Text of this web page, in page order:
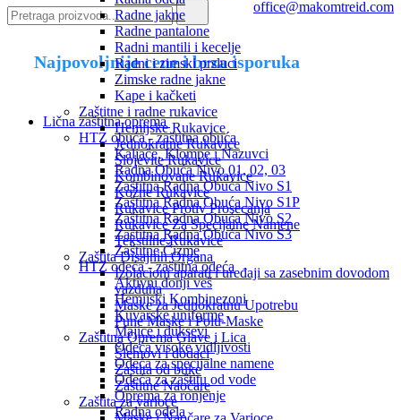
Radne jakne
Radne pantalone
Radni mantili i kecelje
Radni i zimski prsluci
Zimske radne jakne
Kape i kačketi
Zaštitne i radne rukavice
Hemijske Rukavice
Jednokratne Rukavice
Slojevite Rukavice
Kombinovane Rukavice
Kožne Rukavice
Rukavice Protiv Prosecanja
Rukavice Za Specijalne Namene
Tekstilne Rukavice
Zaštita Disajnih Organa
Izolacioni aparati i uređaji sa zasebnim dovodom
vazduha
Maske za Jednokratnu Upotrebu
Pune Maske i Polu-Maske
Zaštitna Oprema Glave i Lica
Šlemovi i dodaci
Zaštita od buke
Zaštitne Naočare
Zaštita za varioce
office@makomtreid.com
Najpovoljnije cene i brza isporuka
Lična zaštitna oprema
HTZ obuća - zaštitna obuća
Kaljače, Klompe i Nazuvci
Radna Obuća Nivo 01, 02, 03
Zaštitna Radna Obuća Nivo S1
Zaštitna Radna Obuća Nivo S1P
Zaštitna Radna Obuća Nivo S2
Zaštitna Radna Obuća Nivo S3
Zaštitne Čizme
HTZ odeća - zaštitna odeća
Aktivni donji veš
Hemijski Kombinezoni
Kuvarske uniforme
Majice i duksevi
Odeća visoke vidljivosti
Odeća za specijalne namene
Odeća za zaštitu od vode
Oprema za ronjenje
Radna odela